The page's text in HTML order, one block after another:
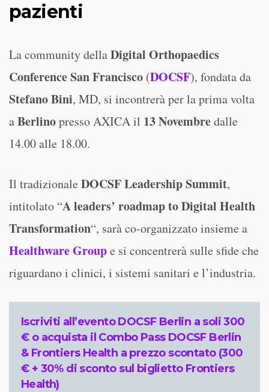
pazienti
La community dellaDigital Orthopaedics
Conference San Francisco (DOCSF), fondata da
Stefano Bini, MD, si incontrerà per la prima volta
aBerlinopresso AXICA il 13 Novembredalle
14.00 alle 18.00.
Il tradizionale DOCSF Leadership Summit,
intitolato “A leaders’ roadmap to Digital Health
Transformation“, sarà co-organizzato insieme a
Healthware Groupe si concentrerà sulle sfide che
riguardano i clinici, i sistemi sanitari e l’industria.
Iscriviti all’evento DOCSF Berlin a soli 300
€ o acquista il Combo Pass DOCSF Berlin
& Frontiers Health a prezzo scontato (300
€ + 30% di sconto sul biglietto Frontiers
Health)